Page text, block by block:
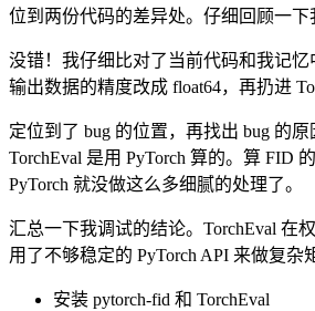
位到两份代码的差异处。仔细回顾一下
没错！我仔细比对了当前代码和我记
输出数据的精度改成 float64，再扔进
定位到了 bug 的位置，再找出 bug 的
TorchEval 是用 PyTorch 算的。算 FID
PyTorch 就没做这么多细腻的处理了。
汇总一下我调试的结论。TorchEval 在
用了不够稳定的 PyTorch API 来做复杂
安装 pytorch-fid 和 TorchEval